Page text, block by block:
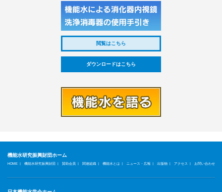
閲覧はこちら
ダウンロードはこちら
機能水研究振興財団ホーム
HOME| 機能水研究振興財団| 賛助会員 | 関連組織| 機能水とは| ニュース・広報 | 出版物| アクセス | お問い合わせ